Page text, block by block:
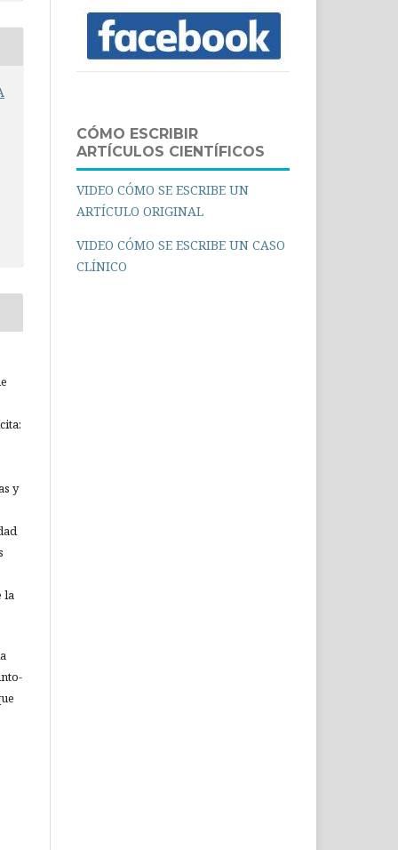
y
la
CÓMO ESCRIBIR
ARTÍCULOS CIENTÍFICOS
VIDEO CÓMO SE ESCRIBE UN
ARTÍCULO ORIGINAL
VIDEO CÓMO SE ESCRIBE UN CASO
CLÍNICO